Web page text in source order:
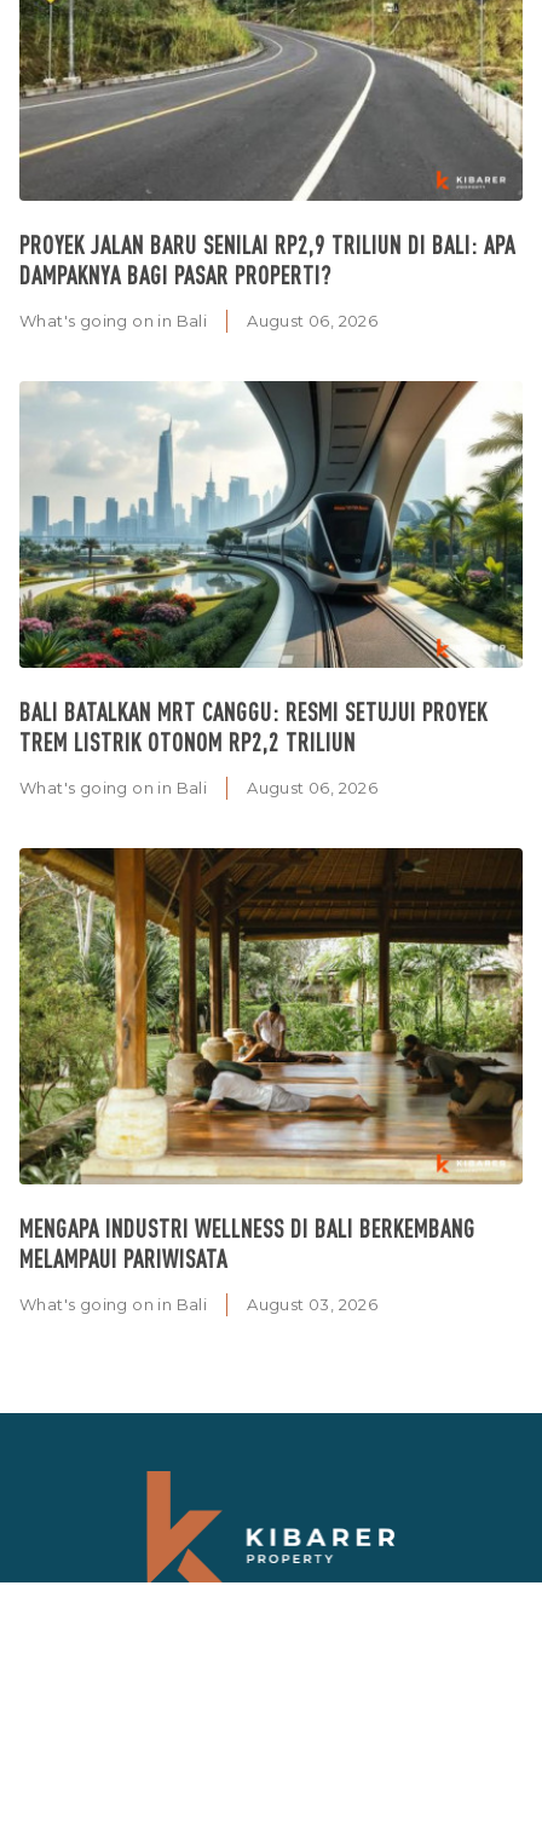
PROYEK JALAN BARU SENILAI RP2,9 TRILIUN DI BALI: APA
DAMPAKNYA BAGI PASAR PROPERTI?
What's going on in Bali August 06, 2026
BALI BATALKAN MRT CANGGU: RESMI SETUJUI PROYEK
TREM LISTRIK OTONOM RP2,2 TRILIUN
What's going on in Bali August 06, 2026
MENGAPA INDUSTRI WELLNESS DI BALI BERKEMBANG
MELAMPAUI PARIWISATA
What's going on in Bali August 03, 2026